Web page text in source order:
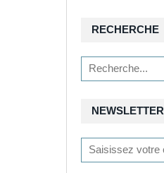
NEWSLETTER
RECHERCHE